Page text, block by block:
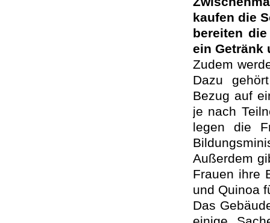
kaufen die
bereiten
ein Getränk
Zudem
Dazu
Bezug auf
je nach
legen die
Außerdem
Frauen ihre
und Quinoa
Das